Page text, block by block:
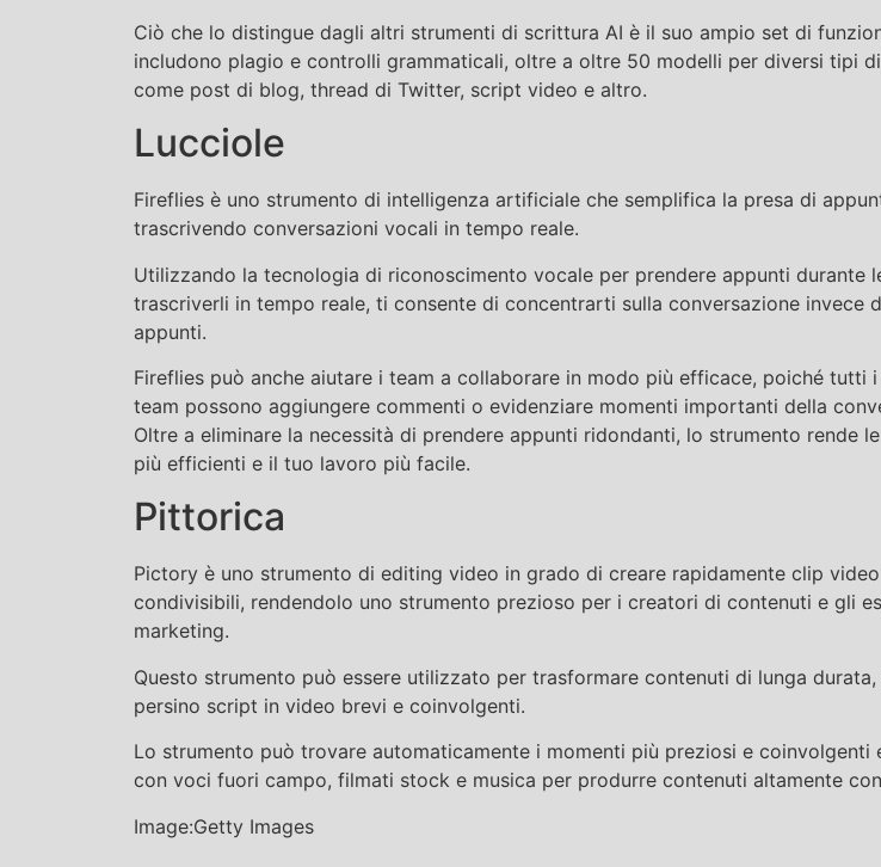
Ciò che lo distingue dagli altri strumenti di scrittura AI è il suo ampio set di
includono plagio e controlli grammaticali, oltre a oltre 50 modelli per diversi tipi
come post di blog, thread di Twitter, script video e altro.
Lucciole
Fireflies è uno strumento di intelligenza artificiale che semplifica la presa di
trascrivendo conversazioni vocali in tempo reale.
Utilizzando la tecnologia di riconoscimento vocale per prendere appunti durante
trascriverli in tempo reale, ti consente di concentrarti sulla conversazione invece
appunti.
Fireflies può anche aiutare i team a collaborare in modo più efficace, poiché tutti
team possono aggiungere commenti o evidenziare momenti importanti della
Oltre a eliminare la necessità di prendere appunti ridondanti, lo strumento rende
più efficienti e il tuo lavoro più facile.
Pittorica
Pictory è uno strumento di editing video in grado di creare rapidamente clip
condivisibili, rendendolo uno strumento prezioso per i creatori di contenuti e gli
marketing.
Questo strumento può essere utilizzato per trasformare contenuti di lunga
persino script in video brevi e coinvolgenti.
Lo strumento può trovare automaticamente i momenti più preziosi e coinvolgenti
con voci fuori campo, filmati stock e musica per produrre contenuti altamente
Image:Getty Images